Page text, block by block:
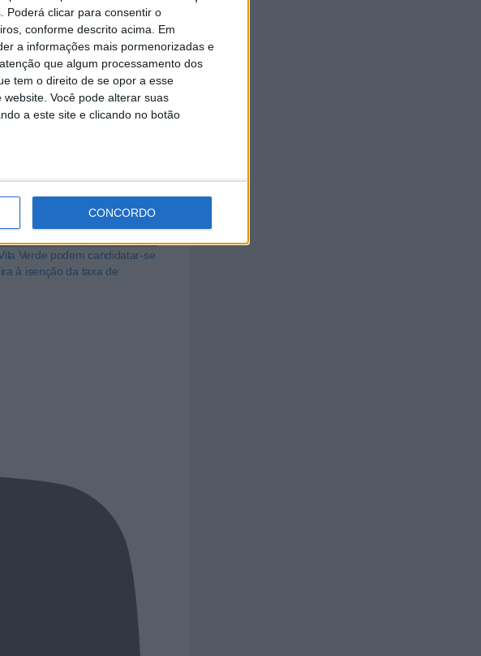
Poderá clicar para consentir o
conforme descrito acima. Em
a informações mais pormenorizadas e
que algum processamento dos
tem o direito de se opor a esse
Você pode alterar suas
a este site e clicando no botão
CONCORDO
vulneráveis do
Verde podem candidatar-se
à isenção da taxa de